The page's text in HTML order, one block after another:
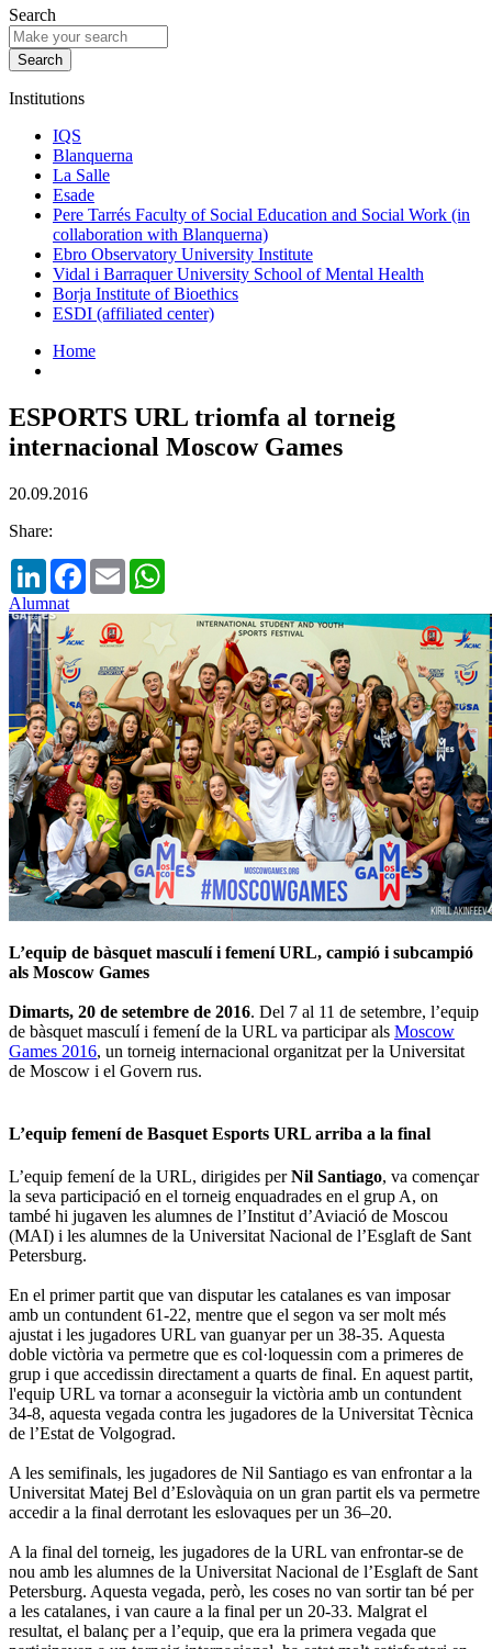
Search
Institutions
IQS
Blanquerna
La Salle
Esade
Pere Tarrés Faculty of Social Education and Social Work (in
collaboration with Blanquerna)
Ebro Observatory University Institute
Vidal i Barraquer University School of Mental Health
Borja Institute of Bioethics
ESDI (affiliated center)
Home
ESPORTS URL triomfa al torneig
internacional Moscow Games
20.09.2016
Share:
LinkedInFacebook
Email
Alumnat
L’equip de bàsquet masculí i femení URL, campió i subcampió
als Moscow Games
Dimarts, 20 de setembre de 2016. Del 7 al 11 de setembre, l’equip
de bàsquet masculí i femení de la URL va participar als Moscow
Games 2016, un torneig internacional organitzat per la Universitat
de Moscow i el Govern rus.
L’equip femení de Basquet Esports URL arriba a la final
L’equip femení de la URL, dirigides perNil Santiago, va començar
la seva participació en el torneig enquadrades en el grup A, on
també hi jugaven les alumnes de l’Institut d’Aviació de Moscou
(MAI) i les alumnes de la Universitat Nacional de l’Esglaft de Sant
Petersburg.
En el primer partit que van disputar les catalanes es van imposar
amb un contundent 61-22, mentre que el segon va ser molt més
ajustat i les jugadores URL van guanyar per un 38-35. Aquesta
doble victòria va permetre que es col·loquessin com a primeres de
grup i que accedissin directament a quarts de final. En aquest partit,
l'equip URL va tornar a aconseguir la victòria amb un contundent
34-8, aquesta vegada contra les jugadores de la Universitat Tècnica
de l’Estat de Volgograd.
A les semifinals, les jugadores de Nil Santiago es van enfrontar a la
Universitat Matej Bel d’Eslovàquia on un gran partit els va permetre
accedir a la final derrotant les eslovaques per un 36–20.
A la final del torneig, les jugadores de la URL van enfrontar-se de
nou amb les alumnes de la Universitat Nacional de l’Esglaft de Sant
Petersburg. Aquesta vegada, però, les coses no van sortir tan bé per
a les catalanes, i van caure a la final per un 20-33. Malgrat el
resultat, el balanç per a l’equip, que era la primera vegada que